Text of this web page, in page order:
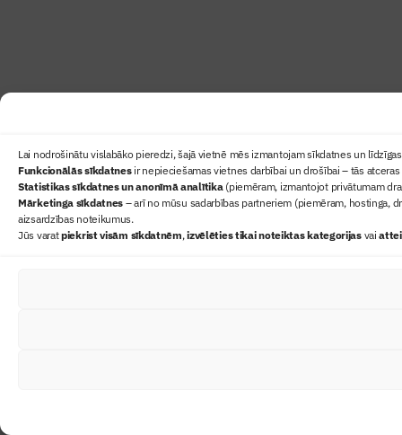
Lai nodrošinātu vislabāko pieredzi, šajā vietnē mēs izmantojam sīkdatnes un
Funkcionālās sīkdatnesir nepieciešamas vietnes darbībai un drošībai – tās
Statistikas sīkdatnes un anonīmā analītika(piemēram, izmantojot privātumam
Mārketinga sīkdatnes – arī no mūsu sadarbības partneriem (piemēram, hostinga,
aizsardzības noteikumus.
Jūs varatpiekrist visām sīkdatnēm,izvēlēties tikai noteiktas kategorijasvai